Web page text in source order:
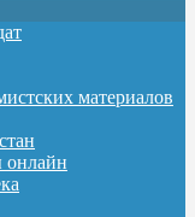
материалов
онлайн